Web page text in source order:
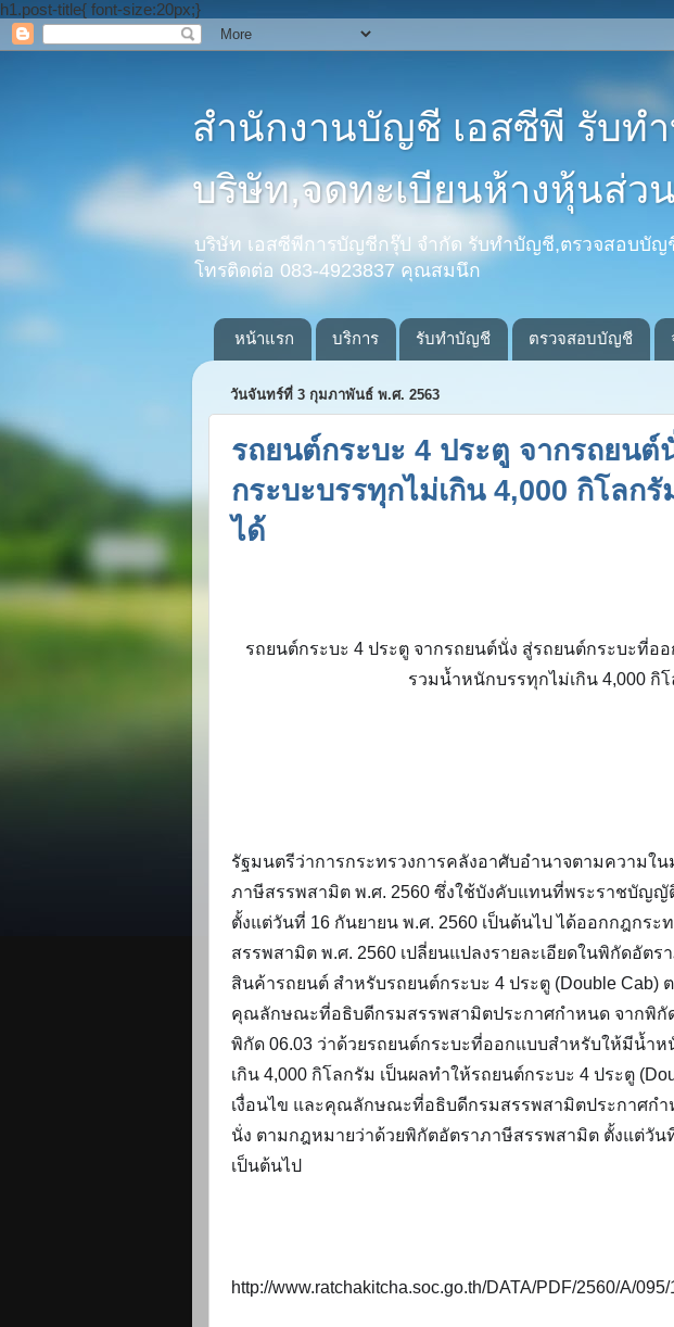
h1.post-title{ font-size:20px;}
สำนักงานบัญชี เอสซีพี รับท
บริษัท,จดทะเบียนห้างหุ้นส่ว
บริษัท เอสซีพีการบัญชีกรุ๊ป จำกัด รับทำบัญชี,ตรวจสอบบัญ
โทรติดต่อ 083-4923837 คุณสมนึก
หน้าแรก บริการ รับทำบัญชี ตรวจสอบบัญชี
วันจันทร์ที่ 3 กุมภาพันธ์ พ.ศ. 2563
รถยนต์กระบะ 4 ประตู จากรถยนต์
กระบะบรรทุกไม่เกิน 4,000 กิโลก
ได้
รถยนต์กระบะ 4 ประตู จากรถยนต์นั่ง สู่รถยนต์กระบะที่อ
รวมน้ำหนักบรรทุกไม่เกิน 4,000 กิ
รัฐมนตรีว่าการกระทรวงการคลังอาศับอำนาจตามความใ
ภาษีสรรพสามิต พ.ศ. 2560 ซึ่งใช้บังคับแทนที่พระราชบัญญั
ตั้งแต่วันที่ 16 กันยายน พ.ศ. 2560 เป็นต้นไป ได้ออกกฎกร
สรรพสามิต พ.ศ. 2560 เปลี่ยนแปลงรายละเอียดในพิกัดอัต
สินค้ารถยนต์ สำหรับรถยนต์กระบะ 4 ประตู (Double Cab)
คุณลักษณะที่อธิบดีกรมสรรพสามิตประกาศกำหนด จากพิกัด
พิกัด 06.03 ว่าด้วยรถยนต์กระบะที่ออกแบบสำหรับให้มีน้ำ
เกิน 4,000 กิโลกรัม เป็นผลทำให้รถยนต์กระบะ 4 ประตู
เงื่อนไข และคุณลักษณะที่อธิบดีกรมสรรพสามิตประกาศกำ
นั่ง ตามกฎหมายว่าด้วยพิกัตอัตราภาษีสรรพสามิต ตั้งแต่วัน
เป็นต้นไป
http://www.ratchakitcha.soc.go.th/DATA/PDF/2560/A/095/